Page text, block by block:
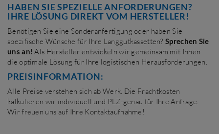
HABEN SIE SPEZIELLE ANFORDERUNGEN?
IHRE LÖSUNG DIREKT VOM HERSTELLER!
Benötigen Sie eine Sonderanfertigung oder haben Sie
spezifische Wünsche für Ihre Langgutkassetten?Sprechen Sie
uns an! Als Hersteller entwickeln wir gemeinsam mit Ihnen
die optimale Lösung für Ihre logistischen Herausforderungen.
PREISINFORMATION:
Alle Preise verstehen sich ab Werk. Die Frachtkosten
kalkulieren wir individuell und PLZ-genau für Ihre Anfrage.
Wir freuen uns auf Ihre Kontaktaufnahme!